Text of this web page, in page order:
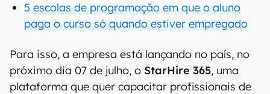
5 escolas de programação em que o aluno
paga o curso só quando estiver empregado
Para isso, a empresa está lançando no país, no
próximo dia 07 de julho, o StarHire 365, uma
plataforma que quer capacitar profissionais de